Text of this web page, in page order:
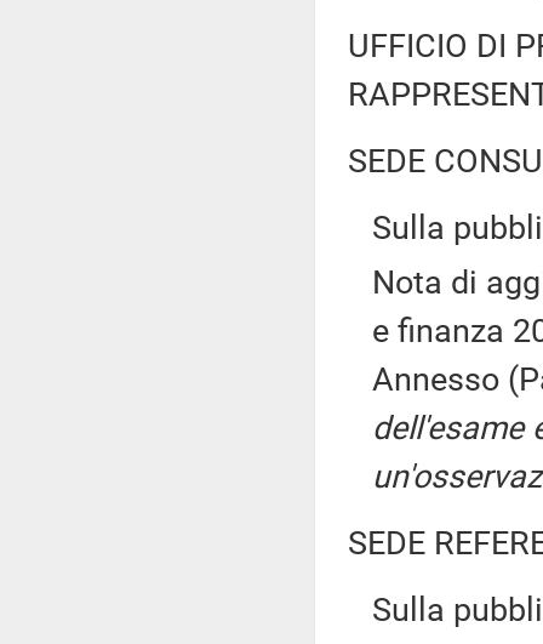
UFFICIO DI
SEDE
Sulla
Nota di
e finanza
Annesso
dell'esame
SEDE
Sulla